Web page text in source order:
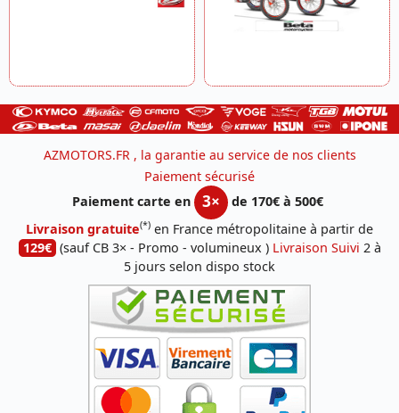
AZMOTORS.FR , la garantie au service de nos clients
Paiement sécurisé
Paiement carte en
3×
de 170€ à 500€
Livraison gratuite(*) en France métropolitaine à partir de
129€ (sauf CB 3× - Promo - volumineux ) Livraison Suivi 2 à
5 jours selon dispo stock